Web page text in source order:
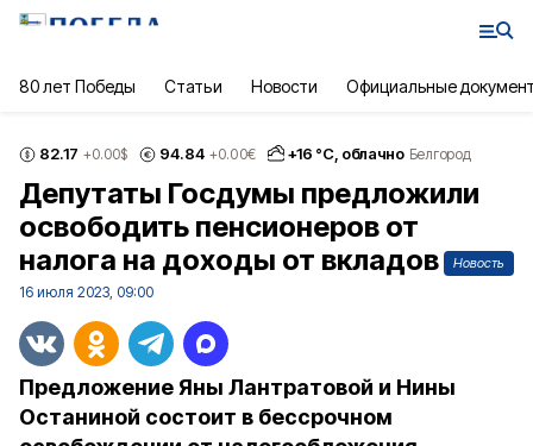
80 лет Победы Статьи Новости Официальные
82.17 +0.00$ 94.84 +0.00€ +16 °С, облачно Белгород
Депутаты Госдумы предложили
освободить пенсионеров от
налога на доходы от вкладов
Новость
16 июля 2023, 09:00
Предложение Яны Лантратовой и Нины
Останиной состоит в бессрочном